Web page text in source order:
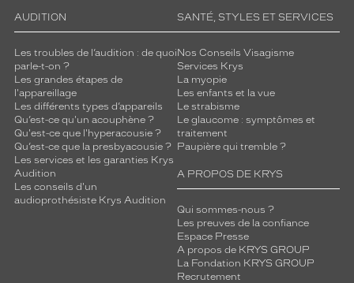
AUDITION
Les troubles de l’audition : de quoi
parle-t-on ?
Les grandes étapes de
l'appareillage
Les différents types d’appareils
Qu’est-ce qu'un acouphène ?
Qu'est-ce que l'hyperacousie ?
Qu’est-ce que la presbyacousie ?
Les services et les garanties Krys
Audition
Les conseils d'un
audioprothésiste Krys Audition
SANTÉ, STYLES ET SERVICES
Nos Conseils Visagisme
Services Krys
La myopie
Les enfants et la vue
Le strabisme
Le glaucome : symptômes et
traitement
Paupière qui tremble ?
A PROPOS DE KRYS
Qui sommes-nous ?
Les preuves de la confiance
Espace Presse
A propos de KRYS GROUP
La Fondation KRYS GROUP
Recrutement